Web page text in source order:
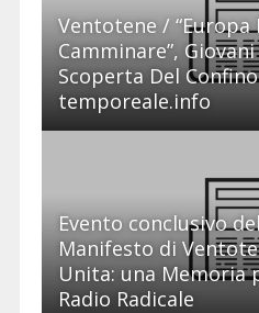
Ventotene / “Europa
Camminare”,
Scoperta Del
temporeale.info
Evento conclusivo
Manifesto di
Unita: una Memoria
Radio Radicale